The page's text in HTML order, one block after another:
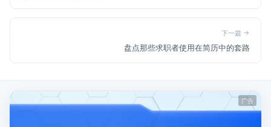
下一篇
盘点那些求职者使用在简历中的套路